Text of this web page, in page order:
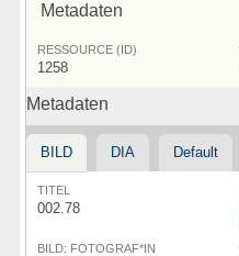
Metadaten
RESSOURCE (ID)
1258
Metadaten
BILD DIA Default
TITEL
002.78
BILD: FOTOGRAF*IN